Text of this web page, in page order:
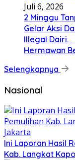
Juli 6, 2026
2 Minggu
Gelar Aksi
Illegal Dairi.
Hermawan
Selengkapnya
Nasional
Ini Laporan Hasil
Kab. Langkat